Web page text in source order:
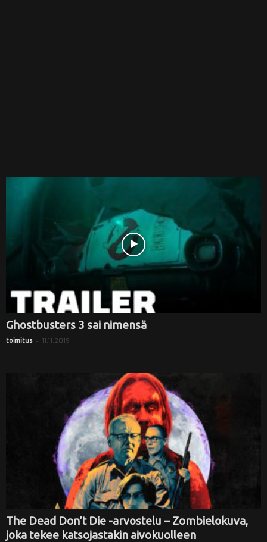
Ghostbusters 3 sai nimensä
toimitus - 11.11.2019
The Dead Don’t Die -arvostelu – Zombielokuva,
joka tekee katsojastakin aivokuolleen